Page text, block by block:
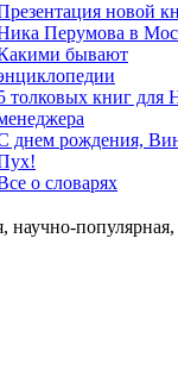
новой
Перумова в
бывают
толковых книг для
днем рождения,
о словарях